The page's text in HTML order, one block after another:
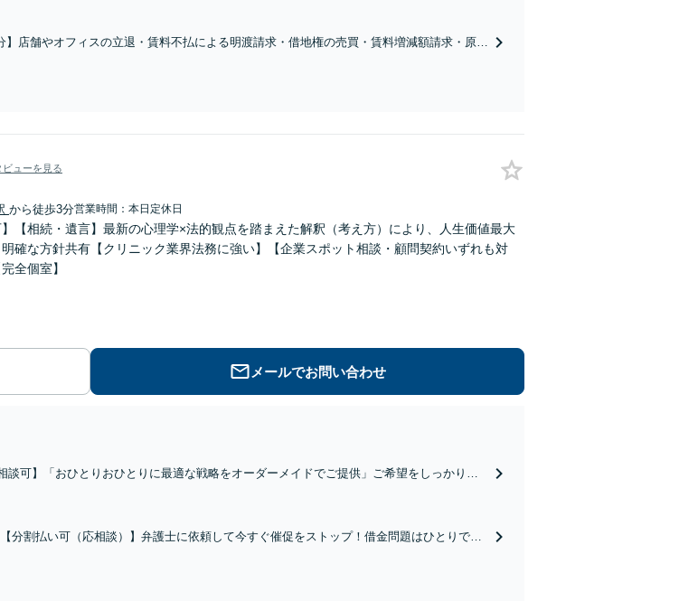
】店舗やオフィスの立退・賃料不払による明渡請求・借地権の売買・賃料増減額請求・原状
ビューを見る
から徒歩3分営業時間：本日定休日
】【相続・遺言】最新の心理学×法的観点を踏まえた解釈（考え方）により、人生価値最大
確な方針共有【クリニック業界法務に強い】【企業スポット相談・顧問契約いずれも対
全個室】
メールでお問い合わせ
談可】「おひとりおひとりに最適な戦略をオーダーメイドでご提供」ご希望をしっかりう
【分割払い可（応相談）】弁護士に依頼して今すぐ催促をストップ！借金問題はひとりで抱